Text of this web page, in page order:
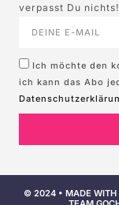
verpasst Du nichts!
Ich möchte den
ich kann das Abo
© 2024 • MADE